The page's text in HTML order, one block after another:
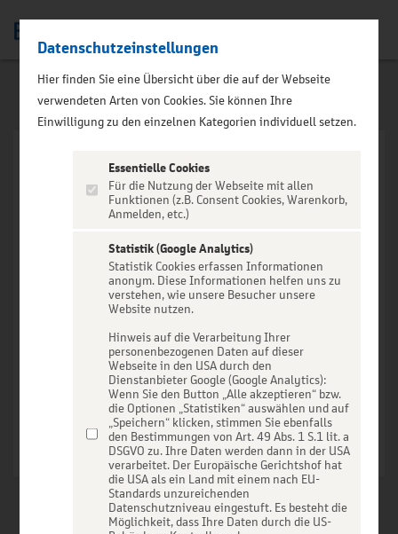
VERANSTALTUNG NICHT
GEFUNDEN
Zur Startseite
Datenschutzeinstellungen
Hier finden Sie eine Übersicht über die auf der Webseite
verwendeten Arten von Cookies. Sie können Ihre
Einwilligung zu den einzelnen Kategorien individuell setzen.
Essentielle Cookies
Für die Nutzung der Webseite mit allen
Funktionen (z.B. Consent Cookies, Warenkorb,
Anmelden, etc.)
Statistik (Google Analytics)
Statistik Cookies erfassen Informationen
anonym. Diese Informationen helfen uns zu
verstehen, wie unsere Besucher unsere
Website nutzen.
Hinweis auf die Verarbeitung Ihrer
personenbezogenen Daten auf dieser
Webseite in den USA durch den
Dienstanbieter Google (Google Analytics):
Wenn Sie den Button „Alle akzeptieren“ bzw.
die Optionen „Statistiken“ auswählen und auf
„Speichern“ klicken, stimmen Sie ebenfalls
den Bestimmungen von Art. 49 Abs. 1 S.1 lit. a
DSGVO zu. Ihre Daten werden dann in der USA
verarbeitet. Der Europäische Gerichtshof hat
die USA als ein Land mit einem nach EU-
Standards unzureichenden
Datenschutzniveau eingestuft. Es besteht die
Möglichkeit, dass Ihre Daten durch die US-